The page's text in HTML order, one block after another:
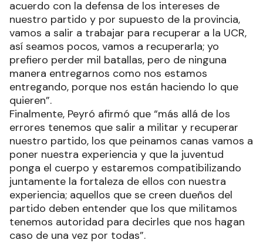
acuerdo con la defensa de los intereses de
nuestro partido y por supuesto de la provincia,
vamos a salir a trabajar para recuperar a la UCR,
así seamos pocos, vamos a recuperarla; yo
prefiero perder mil batallas, pero de ninguna
manera entregarnos como nos estamos
entregando, porque nos están haciendo lo que
quieren”.
Finalmente, Peyró afirmó que “más allá de los
errores tenemos que salir a militar y recuperar
nuestro partido, los que peinamos canas vamos a
poner nuestra experiencia y que la juventud
ponga el cuerpo y estaremos compatibilizando
juntamente la fortaleza de ellos con nuestra
experiencia; aquellos que se creen dueños del
partido deben entender que los que militamos
tenemos autoridad para decirles que nos hagan
caso de una vez por todas”.